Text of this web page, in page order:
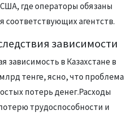
где операторы обязаны
соответствующих агентств.
зависимости
зависимость в Казахстане в
тенге, ясно, что проблема
потерь денег.Расходы
трудоспособности и